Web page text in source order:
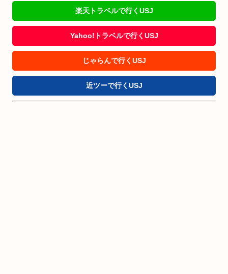
楽天トラベルで行くUSJ
Yahoo!トラベルで行くUSJ
じゃらんで行くUSJ
近ツーで行くUSJ